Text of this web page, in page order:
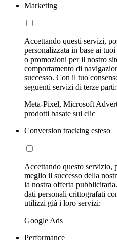
Marketing
Accettando questi servizi,
personalizzata in base ai
o promozioni per il nostro
comportamento di
successo. Con il tuo
seguenti servizi di terze parti:
Meta-Pixel, Microsoft
prodotti basate sui clic
Conversion tracking esteso
Accettando questo servizio,
meglio il successo della
la nostra offerta
dati personali crittografati
utilizzi già i loro servizi:
Google Ads
Performance